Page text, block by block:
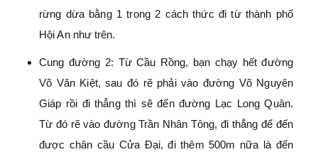
rừng dừa bằng 1 trong 2 cách thức đi từ thành phố
Hội An như trên.
Cung đường 2: Từ Cầu Rồng, bạn chạy hết đường
Võ Văn Kiệt, sau đó rẽ phải vào đường Võ Nguyên
Giáp rồi đi thẳng thì sẽ đến đường Lạc Long Quân.
Từ đó rẽ vào đường Trần Nhân Tông, đi thẳng để đến
được chân cầu Cửa Đại, đi thêm 500m nữa là đến